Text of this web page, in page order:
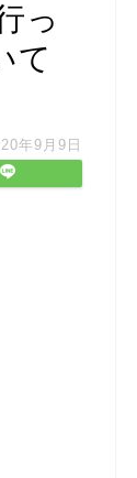
っ
て
年9月9日